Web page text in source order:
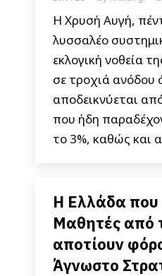
Η Χρυσή Αυγή,
λυσσαλέο
εκλογική νοθεία
σε τροχιά
αποδεικνύεται
που ήδη
το 3%, καθώς και
Η Ελλάδα που
Μαθητές από
αποτίουν
Άγνωστο